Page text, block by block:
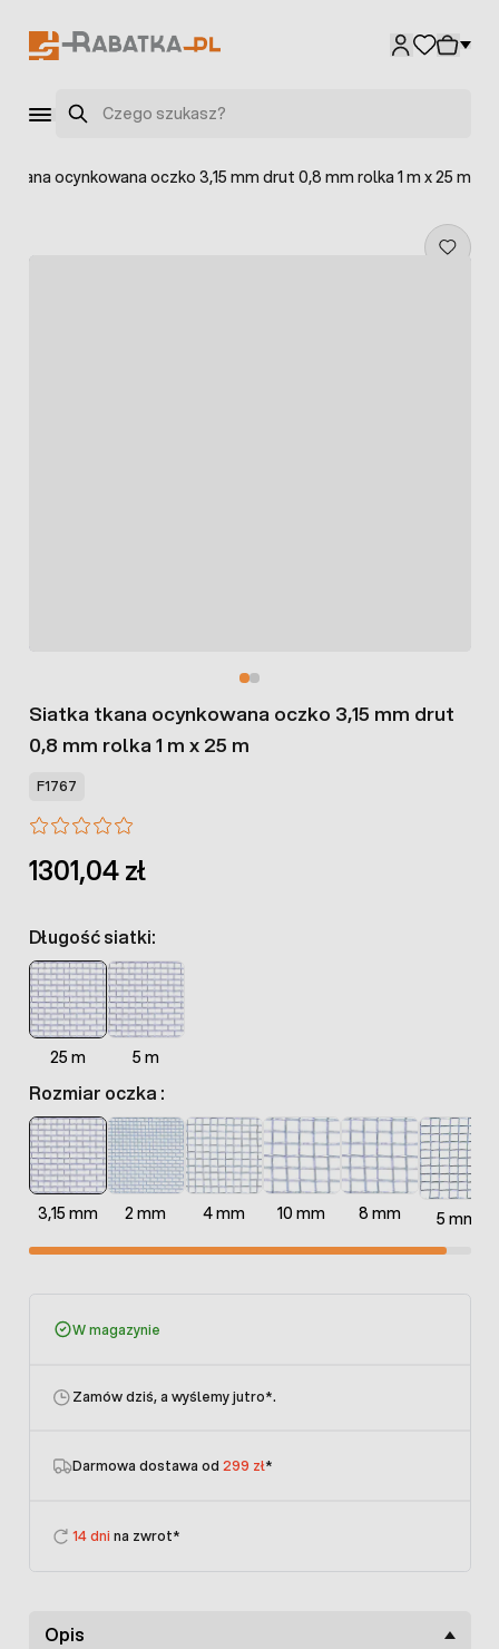
Szukaj
tkana ocynkowana oczko 3,15 mm drut 0,8 mm rolka 1 m x 25 m
Siatka tkana ocynkowana oczko 3,15 mm drut
0,8 mm rolka 1 m x 25 m
F1767
1301,04 zł
Długość siatki:
25 m 5 m
Rozmiar oczka :
3,15 mm 2 mm 4 mm 10 mm 8 mm 5 mm
W magazynie
Zamów dziś, a wyślemy jutro*.
Darmowa dostawa od 299 zł*
14 dni na zwrot*
Opis